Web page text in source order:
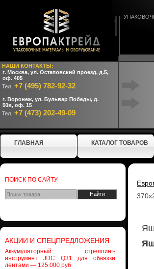
НАШИ КОНТАКТЫ:
г. Москва, ул. Остаповский проезд, д.5,
оф. 405
Тел. +7 (495) 782-92-32
г. Воронеж, ул. Бульвар Победы, д.
50в, оф. 15
Тел. +7 (473) 202-49-09
ГЛАВНАЯ КАТАЛОГ ТОВАРОВ
ПОИСК ПО САЙТУ
АКЦИИ И СПЕЦПРЕДЛОЖЕНИЯ
Аккумуляторный стреппинг-
инструмент JDC Q31 для обвязки
лентами — 125 000 руб